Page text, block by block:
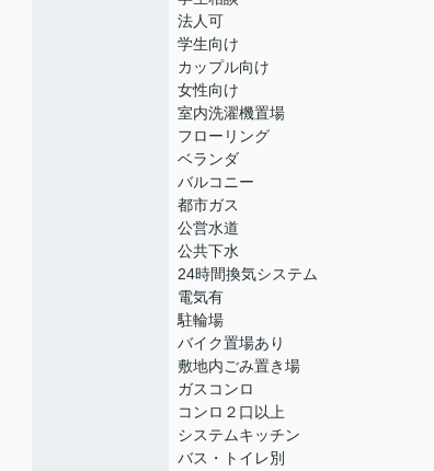
法人可
学生向け
カップル向け
女性向け
室内洗濯機置場
フローリング
ベランダ
バルコニー
都市ガス
公営水道
公共下水
24時間換気システム
電気有
駐輪場
バイク置場あり
敷地内ごみ置き場
ガスコンロ
コンロ２口以上
システムキッチン
バス・トイレ別